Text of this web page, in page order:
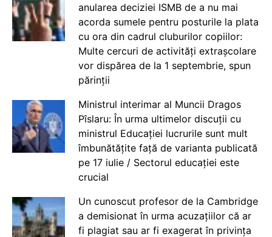
anularea deciziei ISMB de a nu mai
acorda sumele pentru posturile la plata
cu ora din cadrul cluburilor copiilor:
Multe cercuri de activități extrașcolare
vor dispărea de la 1 septembrie, spun
părinții
Ministrul interimar al Muncii Dragos
Pîslaru: În urma ultimelor discuții cu
ministrul Educației lucrurile sunt mult
îmbunătățite față de varianta publicată
pe 17 iulie / Sectorul educației este
crucial
Un cunoscut profesor de la Cambridge
a demisionat în urma acuzațiilor că ar
fi plagiat sau ar fi exagerat în privința